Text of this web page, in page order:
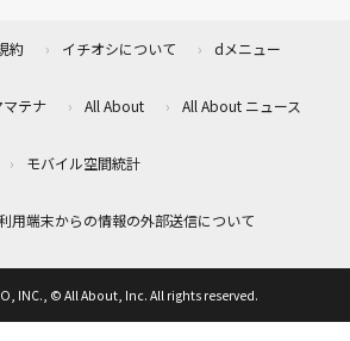
約 イチオシについて dメニュー
マテナ All About All About ニュース
モバイル空間統計
用端末からの情報の外部送信について
INC., © All About, Inc. All rights reserved.